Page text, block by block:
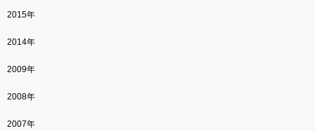
2015年
2014年
2009年
2008年
2007年